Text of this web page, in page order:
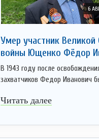
6
Умер участник Великой
войны Ющенко Фёдор
В 1943 году после
захватчиков Федор Иванович
Читать далее